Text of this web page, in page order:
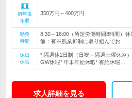
初年度
年収
350万円～400万円
勤務
時間
8:30～18:00（所定労働時間8時間）
無：有※残業抑制に取り組んでお…
休日
休暇
* 隔週休2日制（日祝＋隔週土曜休み
GW休暇* 年末年始休暇* 有給休暇…
求人詳細を見る